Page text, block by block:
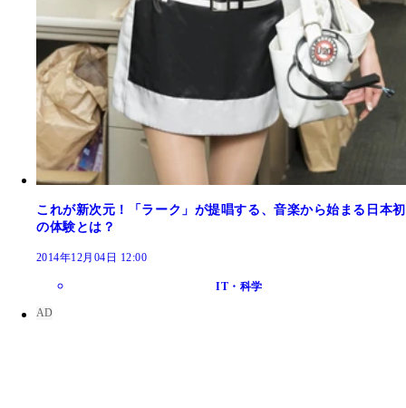
これが新次元！「ラーク」が提唱する、音楽から始まる日本初
の体験とは？
2014年12月04日 12:00
IT・科学